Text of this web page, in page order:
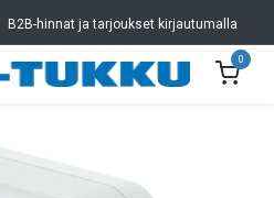
B2B-hinnat ja tarjoukset kirjautumalla
0